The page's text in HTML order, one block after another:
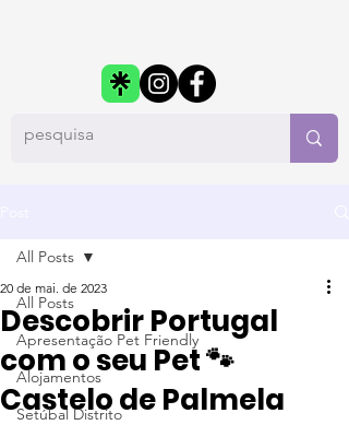
All Posts
Apresentação Pet Friendly
Alojamentos
Setúbal Distrito
All Posts
Descobrir Portugal
com o seu Pet 🐾
Castelo de Palmela
20 de mai. de 2023